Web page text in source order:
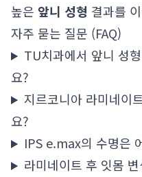
높은 앞니 성형 결과를
자주 묻는 질문 (FAQ)
TU치과에서 앞니 성
요?
지르코니아 라미네이
요?
IPS e.max의 수명은
라미네이트 후 잇몸